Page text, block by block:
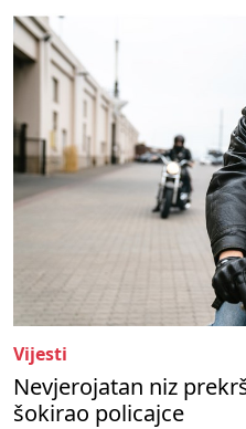
Vijesti
Nevjerojatan niz
šokirao policajce